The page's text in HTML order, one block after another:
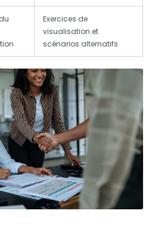
Exercices de
visualisation et
scénarios alternatifs